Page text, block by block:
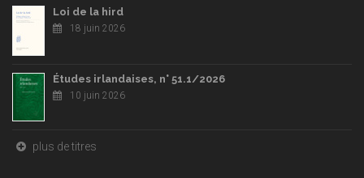
Loi de la hird
18 juin 2026
Études irlandaises, n° 51.1/2026
10 juin 2026
plus de titres